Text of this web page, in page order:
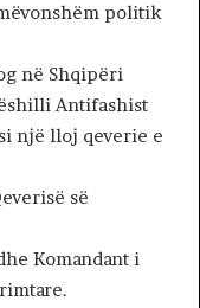
politik
në Shqipëri
Antifashist
një lloj qeverie e
së
Komandant i